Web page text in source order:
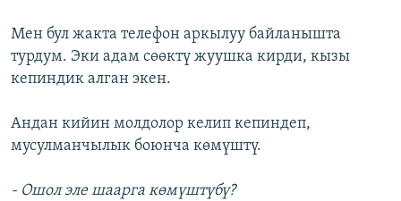
Мен бул жакта телефон аркылуу байланышта
турдум. Эки адам сөөктү жуушка кирди, кызы
кепиндик алган экен.
Андан кийин молдолор келип кепиндеп,
мусулманчылык боюнча көмүштү.
- Ошол эле шаарга көмүштүбү?